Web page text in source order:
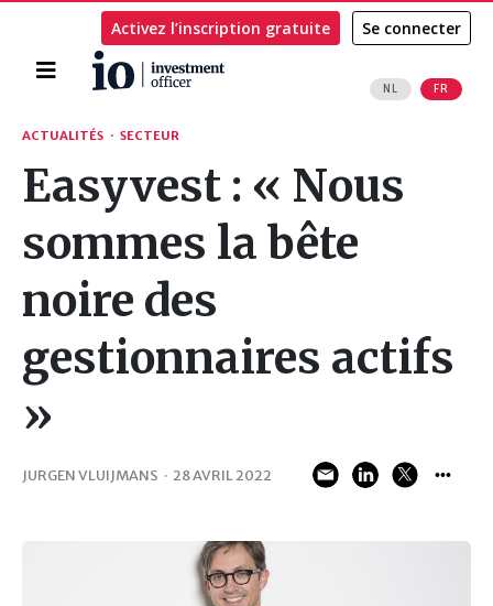
Accueil
NL FR
Activez l’inscription gratuite Se connecter
Rechercher
ACTUALITÉS · SECTEUR
Easyvest : « Nous
sommes la bête
noire des
gestionnaires actifs
»
JURGEN VLUIJMANS · 28 AVRIL 2022